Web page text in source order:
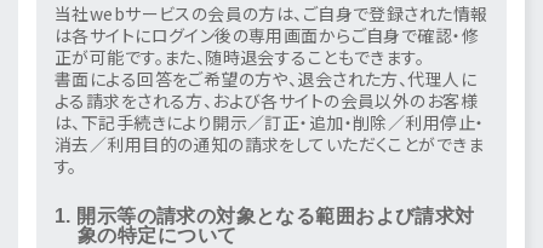
当社webサービスの会員の方は、ご自身で登録された情報
は各サイトにログイン後の専用画面からご自身で確認・修
正が可能です。また、随時退会することもできます。
書面による回答をご希望の方や、退会された方、代理人に
よる請求をされる方、および各サイトの会員以外のお客様
は、下記手続きにより開示／訂正・追加・削除／利用停止・
消去／利用目的の通知の請求をしていただくことができま
す。
1. 開示等の請求の対象となる範囲および請求対
象の特定について